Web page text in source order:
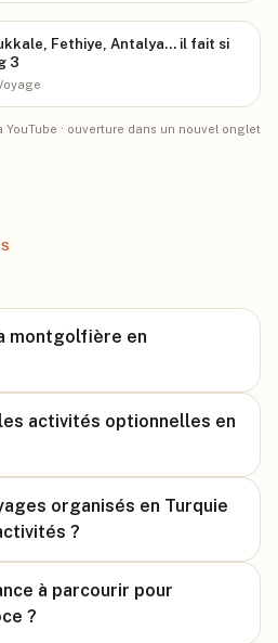
Fethiye, Antalya… il fait si
3
YouTube · ouverture dans un nouvel onglet
montgolfière en
activités optionnelles en
organisés en Turquie
?
à parcourir pour
?